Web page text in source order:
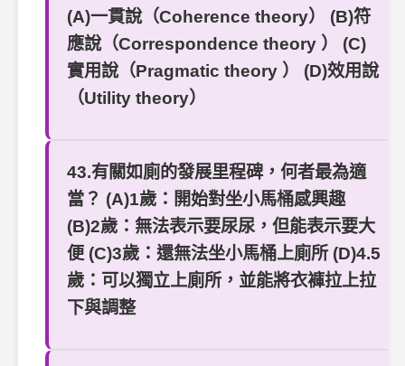
(A)一貫說（Coherence theory） (B)符
應說（Correspondence theory ） (C)
實用說（Pragmatic theory ） (D)效用說
（Utility theory）
43.有關如廁的發展里程碑，何者最為適
當？ (A)1歲：開始對坐小馬桶感興趣
(B)2歲：無法表示要尿尿，但能表示要大
便 (C)3歲：還無法坐小馬桶上廁所 (D)4.5
歲：可以獨立上廁所，並能將衣褲拉上拉
下與調整